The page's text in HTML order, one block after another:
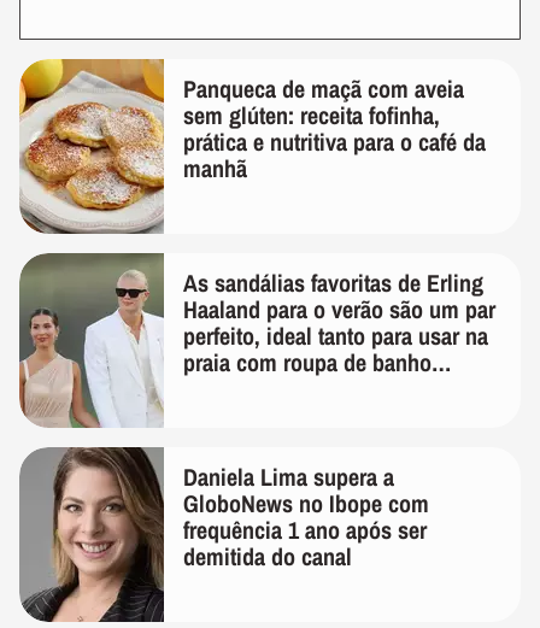
Panqueca de maçã com aveia
sem glúten: receita fofinha,
prática e nutritiva para o café da
manhã
As sandálias favoritas de Erling
Haaland para o verão são um par
perfeito, ideal tanto para usar na
praia com roupa de banho
Daniela Lima supera a
GloboNews no Ibope com
frequência 1 ano após ser
demitida do canal